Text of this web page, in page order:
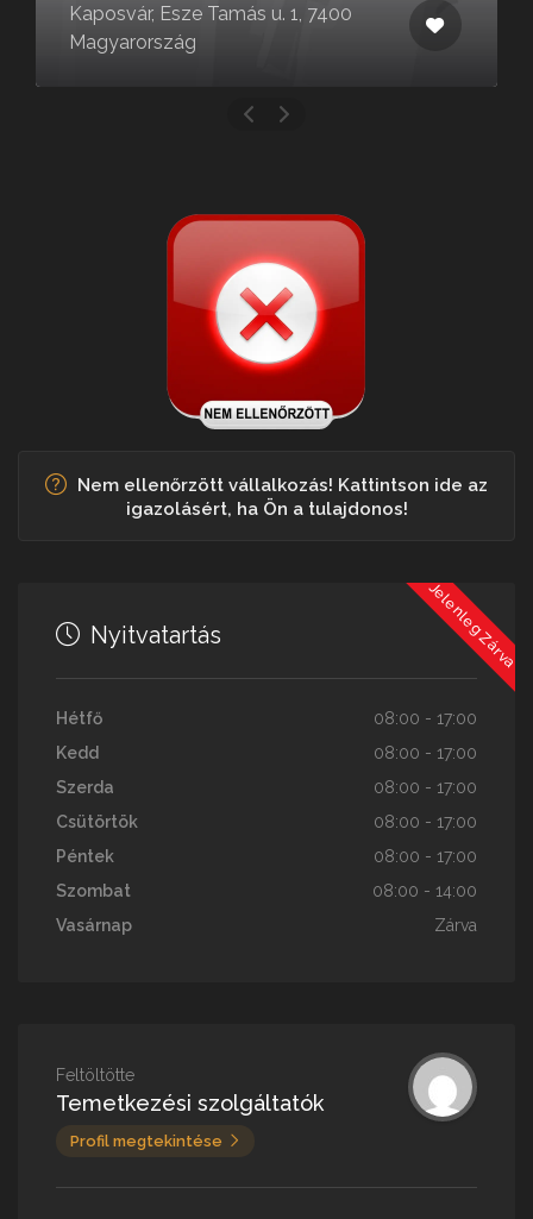
Kaposvár, Esze Tamás u. 1, 7400
Magyarország
Nem ellenőrzött vállalkozás! Kattintson ide az
igazolásért, ha Ön a tulajdonos!
Jelenleg Zárva
Nyitvatartás
Hétfő
08:00 - 17:00
Kedd
08:00 - 17:00
Szerda
08:00 - 17:00
Csütörtök
08:00 - 17:00
Péntek
08:00 - 17:00
Szombat
08:00 - 14:00
Vasárnap
Zárva
Feltöltötte
Temetkezési szolgáltatók
Profil megtekintése